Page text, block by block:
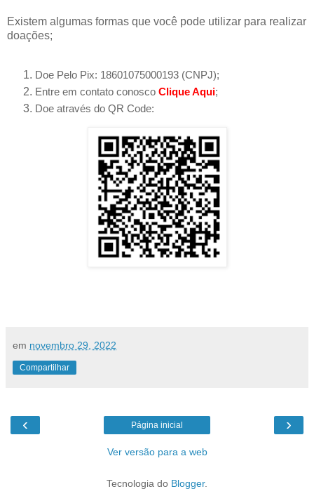
Existem algumas formas que você pode utilizar para realizar
doações;
Doe Pelo Pix: 18601075000193 (CNPJ);
Entre em contato conosco Clique Aqui;
Doe através do QR Code:
em novembro 29, 2022
Compartilhar
‹ ›
Página inicial
Ver versão para a web
Tecnologia do Blogger.